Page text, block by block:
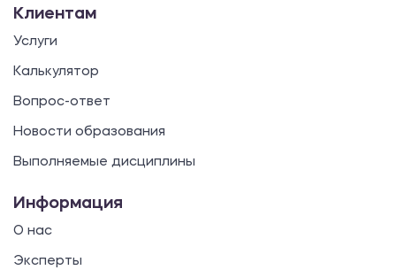
Клиентам
Услуги
Калькулятор
Вопрос-ответ
Новости образования
Выполняемые дисциплины
Информация
О нас
Эксперты